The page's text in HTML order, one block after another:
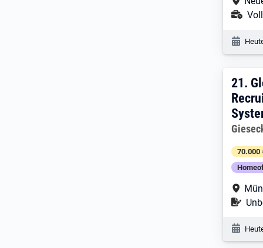
21.
21.
70.000